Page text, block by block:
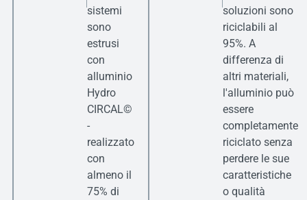
sistemi
sono
estrusi
con
alluminio
Hydro
CIRCAL©
-
realizzato
con
almeno il
75% di
soluzioni sono
riciclabili al
95%. A
differenza di
altri materiali,
l'alluminio può
essere
completamente
riciclato senza
perdere le sue
caratteristiche
o qualità